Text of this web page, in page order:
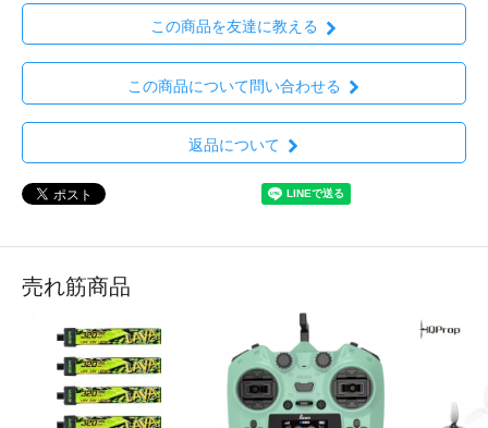
この商品を友達に教える
この商品について問い合わせる
返品について
売れ筋商品